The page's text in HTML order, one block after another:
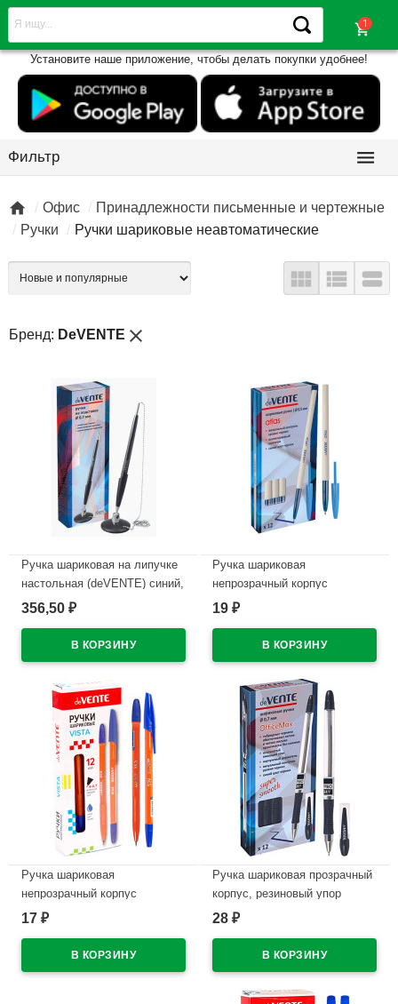
shopping_cart
Установите наше приложение, чтобы делать покупки удобнее!
Фильтр 
 Офис
Принадлежности письменные и чертежные
Ручки
Ручки шариковые неавтоматические
  
Бренд: DeVENTE close
Ручка шариковая на липучке
настольная (deVENTE) синий,
корпус черный с цепочкой
356,50 ₽
Ручка шариковая
непрозрачный корпус
(deVENTE) Атлас (Atlas)
19 ₽
Ручка шариковая
непрозрачный корпус
(deVENTE) Виста (Vista)
арт.5073328
17 ₽
Ручка шариковая прозрачный
корпус, резиновый упор
(deVENTE) Офисный
0,7мм, игла, масло (стержень
140мм) арт.5073809 (Ст.)
В наличии
28 ₽